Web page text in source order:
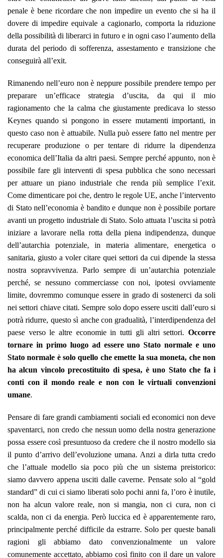
penale è bene ricordare che non impedire un evento che si ha il
dovere di impedire equivale a cagionarlo, comporta la riduzione
della possibilità di liberarci in futuro e in ogni caso l’aumento della
durata del periodo di sofferenza, assestamento e transizione che
conseguirà all’exit.
Rimanendo nell’euro non è neppure possibile prendere tempo per
preparare un’efficace strategia d’uscita, da qui il mio
ragionamento che la calma che giustamente predicava lo stesso
Keynes quando si pongono in essere mutamenti importanti, in
questo caso non è attuabile. Nulla può essere fatto nel mentre per
recuperare produzione o per tentare di ridurre la dipendenza
economica dell’Italia da altri paesi. Sempre perché appunto, non è
possibile fare gli interventi di spesa pubblica che sono necessari
per attuare un piano industriale che renda più semplice l’exit.
Come dimenticare poi che, dentro le regole UE, anche l’intervento
di Stato nell’economia è bandito e dunque non è possibile portare
avanti un progetto industriale di Stato. Solo attuata l’uscita si potrà
iniziare a lavorare nella rotta della piena indipendenza, dunque
dell’autarchia potenziale, in materia alimentare, energetica o
sanitaria, giusto a voler citare quei settori da cui dipende la stessa
nostra sopravvivenza. Parlo sempre di un’autarchia potenziale
perché, se nessuno commerciasse con noi, ipotesi ovviamente
limite, dovremmo comunque essere in grado di sostenerci da soli
nei settori chiave citati. Sempre solo dopo essere usciti dall’euro si
potrà ridurre, questo sì anche con gradualità, l’interdipendenza del
paese verso le altre economie in tutti gli altri settori. Occorre
tornare in primo luogo ad essere uno Stato normale e uno
Stato normale è solo quello che emette la sua moneta, che non
ha alcun vincolo precostituito di spesa, è uno Stato che fa i
conti con il mondo reale e non con le virtuali convenzioni
umane.
Pensare di fare grandi cambiamenti sociali ed economici non deve
spaventarci, non credo che nessun uomo della nostra generazione
possa essere così presuntuoso da credere che il nostro modello sia
il punto d’arrivo dell’evoluzione umana. Anzi a dirla tutta credo
che l’attuale modello sia poco più che un sistema preistorico:
siamo davvero appena usciti dalle caverne. Pensate solo al “gold
standard” di cui ci siamo liberati solo pochi anni fa, l’oro è inutile,
non ha alcun valore reale, non si mangia, non ci cura, non ci
scalda, non ci da energia. Però luccica ed è apparentemente raro,
principalmente perché difficile da estrarre. Solo per queste banali
ragioni gli abbiamo dato convenzionalmente un valore
comunemente accettato, abbiamo così finito con il dare un valore